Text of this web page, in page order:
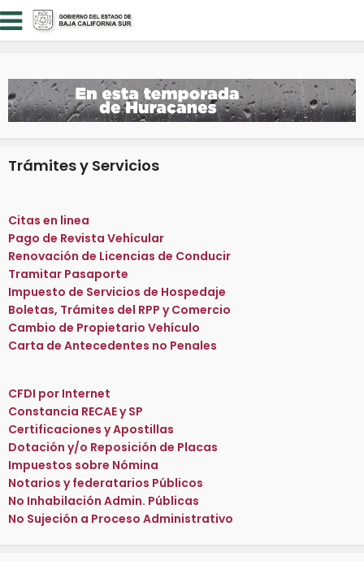
Trámites y Servicios
Citas en linea
Pago de Revista Vehícular
Renovación de Licencias de Conducir
Tramitar Pasaporte
Impuesto de Servicios de Hospedaje
Boletas, Trámites del RPP y Comercio
Cambio de Propietario Vehículo
Carta de Antecedentes no Penales
CFDI por Internet
Constancia RECAE y SP
Certificaciones y Apostillas
Dotación y/o Reposición de Placas
Impuestos sobre Nómina
Notarios y federatarios Públicos
No Inhabilación Admin. Públicas
No Sujeción a Proceso Administrativo